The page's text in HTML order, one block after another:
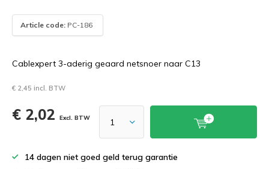
Article code: PC-186
Cablexpert 3-aderig geaard netsnoer naar C13
€ 2,45 incl. BTW
€ 2,02 Excl. BTW
14 dagen niet goed geld terug garantie